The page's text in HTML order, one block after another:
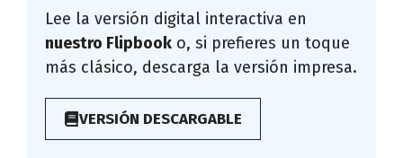
Lee la versión digital interactiva en
nuestro Flipbook o, si prefieres un toque
más clásico, descarga la versión impresa.
VERSIÓN DESCARGABLE